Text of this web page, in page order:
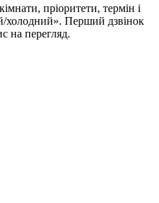
пріоритети, термін і
холодний». Перший дзвінок
на перегляд.